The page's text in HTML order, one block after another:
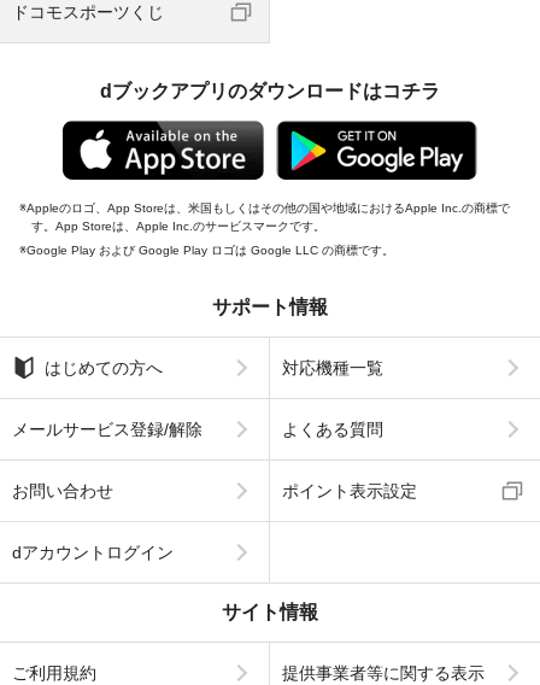
ドコモスポーツくじ
dブックアプリのダウンロードはコチラ
Appleのロゴ、App Storeは、米国もしくはその他の国や地域におけるApple Inc.の商標で
す。App Storeは、Apple Inc.のサービスマークです。
Google Play および Google Play ロゴは Google LLC の商標です。
サポート情報
はじめての方へ 対応機種一覧
メールサービス登録/解除 よくある質問
お問い合わせ ポイント表示設定
dアカウントログイン
サイト情報
ご利用規約 提供事業者等に関する表示